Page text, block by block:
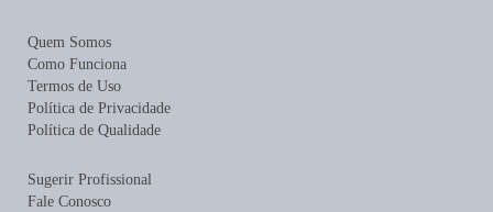
Quem Somos
Como Funciona
Termos de Uso
Política de Privacidade
Política de Qualidade
Sugerir Profissional
Fale Conosco